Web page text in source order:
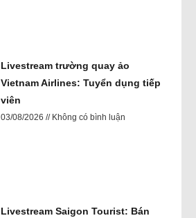
Livestream trường quay ảo
Vietnam Airlines: Tuyển dụng tiếp
viên
03/08/2026 Không có bình luận
Livestream Saigon Tourist: Bán